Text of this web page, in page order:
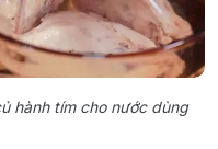
hành tím cho nước dùng